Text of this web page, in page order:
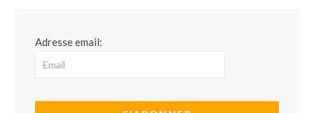
Adresse email: